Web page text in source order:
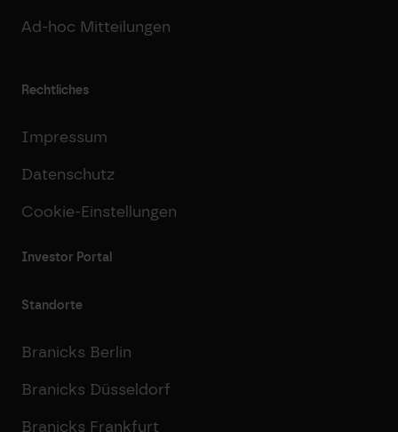
Ad-hoc Mitteilungen
Rechtliches
Impressum
Datenschutz
Cookie-Einstellungen
Investor Portal
Standorte
Branicks Berlin
Branicks Düsseldorf
Branicks Frankfurt